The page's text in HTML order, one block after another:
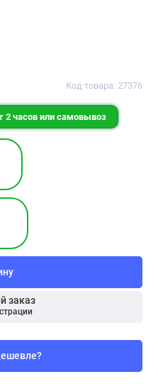
Код товара: 27376
2 часов или самовывоз
заказ